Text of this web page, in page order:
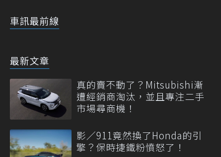
車訊最前線
最新文章
真的賣不動了？Mitsubishi漸
遭經銷商淘汰，並且專注二手
市場尋商機！
影／911竟然換了Honda的引
擎？保時捷鐵粉憤怒了！